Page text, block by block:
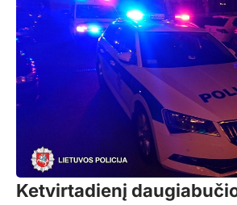
Ketvirtadienį